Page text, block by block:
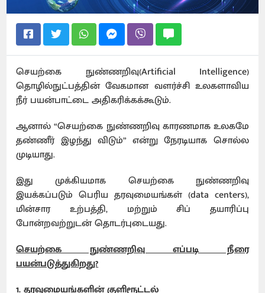
செயற்கை நுண்ணறிவு(Artificial Intelligence)
தொழில்நுட்பத்தின் வேகமான வளர்ச்சி உலகளாவிய
நீர் பயன்பாட்டை அதிகரிக்கக்கூடும்.
ஆனால் “செயற்கை நுண்ணறிவு காரணமாக உலகமே
தண்ணீர் இழந்து விடும்” என்று நேரடியாக சொல்ல
முடியாது.
இது முக்கியமாக செயற்கை நுண்ணறிவு
இயக்கப்படும் பெரிய தரவுமையங்கள் (data centers),
மின்சார உற்பத்தி, மற்றும் சிப் தயாரிப்பு
போன்றவற்றுடன் தொடர்புடையது.
செயற்கை நுண்ணறிவு எப்படி நீரை
பயன்படுத்துகிறது?
1. தரவுமையங்களின் குளிரூட்டல்